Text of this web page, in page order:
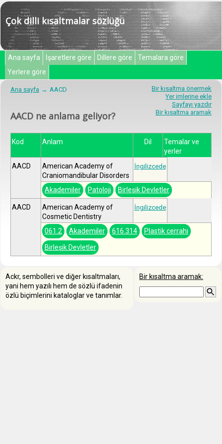
Çok dilli kısaltmalar sözlüğü
Ana sayfa İşaretlere göre Dillere göre
Temalara göre
Yerlere göre
Bir kısaltma önermek
Yer imlerine ekle
Sayfayı yazdır
Bir kısaltma aramak
Ana sayfa AACD
AACD ne anlama geliyor?
Kod Anlam Dil
Temalar ve
yerler
AACD
American Academy of
Craniomandibular Disorders
İngilizcede
Akademiler Patoloji Birleşik Devletler
AACD
American Academy of
Cosmetic Dentistry
İngilizcede
061.2 Akademiler 616.314 Plastik cerrahi
Birleşik Devletler
Bir kısaltma aramak:
Ackr, sembolleri ve diğer kısaltmaları,
yani hem yazılı hem de sözlü ifadenin
özlü biçimlerini kataloglar ve tanımlar.